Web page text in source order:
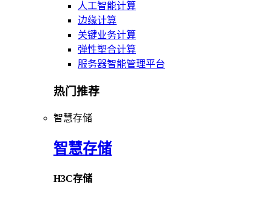
人工智能计算
边缘计算
关键业务计算
弹性塑合计算
服务器智能管理平台
热门推荐
智慧存储
智慧存储
H3C存储